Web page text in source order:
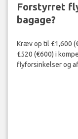
Forstyrret
bagage?
Kræv op til £1,600
£520 (€600) i
flyforsinkelser og